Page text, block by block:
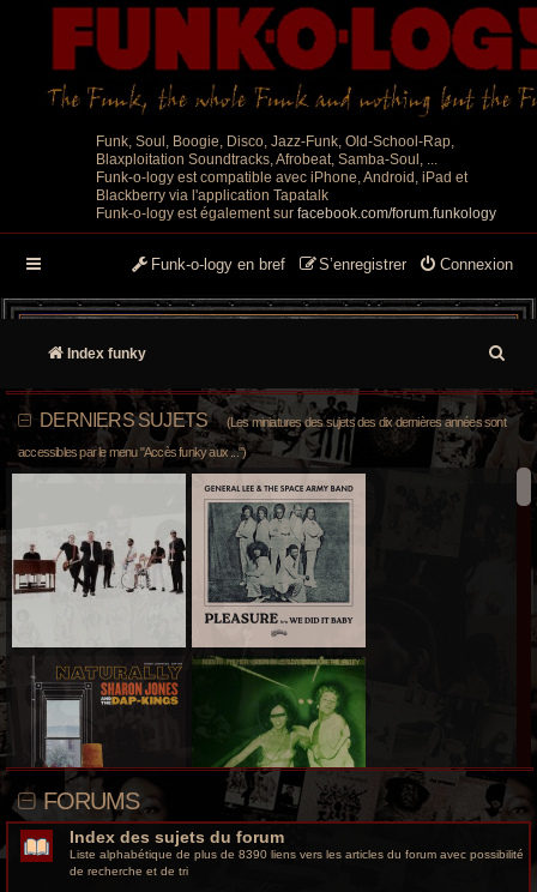
Funk, Soul, Boogie, Disco, Jazz-Funk, Old-School-Rap,
Blaxploitation Soundtracks, Afrobeat, Samba-Soul, ...
Funk-o-logy est compatible avec iPhone, Android, iPad et
Blackberry via l'application Tapatalk
Funk-o-logy est également sur facebook.com/forum.funkology
Connexion
S’enregistrer
Funk-o-logy en bref
Index funky
e
o
o
v
DERNIERS SUJETS(Les miniatures des sujets des dix dernières années sont
accessibles par le menu "Accès funky aux ...")
FORUMS
Index des sujets du forum
Liste alphabétique de plus de 8390 liens vers les articles du forum avec possibilité
de recherche et de tri